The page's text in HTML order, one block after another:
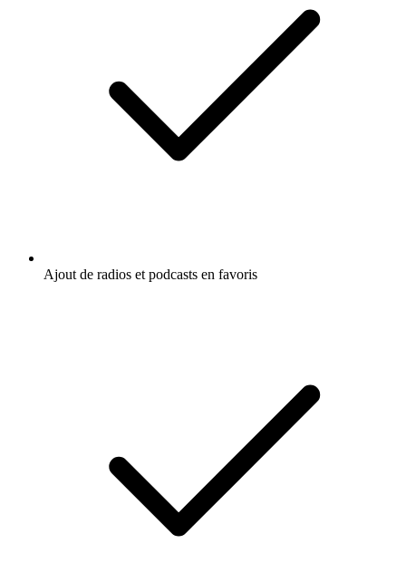
Ajout de radios et podcasts en favoris